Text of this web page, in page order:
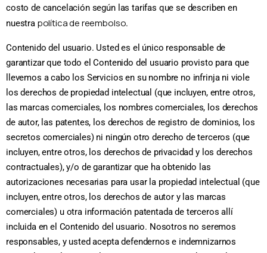
costo de cancelación según las tarifas que se describen en
nuestra política de reembolso.
Contenido del usuario. Usted es el único responsable de
garantizar que todo el Contenido del usuario provisto para que
llevemos a cabo los Servicios en su nombre no infrinja ni viole
los derechos de propiedad intelectual (que incluyen, entre otros,
las marcas comerciales, los nombres comerciales, los derechos
de autor, las patentes, los derechos de registro de dominios, los
secretos comerciales) ni ningún otro derecho de terceros (que
incluyen, entre otros, los derechos de privacidad y los derechos
contractuales), y/o de garantizar que ha obtenido las
autorizaciones necesarias para usar la propiedad intelectual (que
incluyen, entre otros, los derechos de autor y las marcas
comerciales) u otra información patentada de terceros allí
incluida en el Contenido del usuario. Nosotros no seremos
responsables, y usted acepta defendernos e indemnizarnos